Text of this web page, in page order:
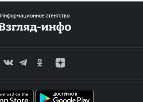
Информационное агентство